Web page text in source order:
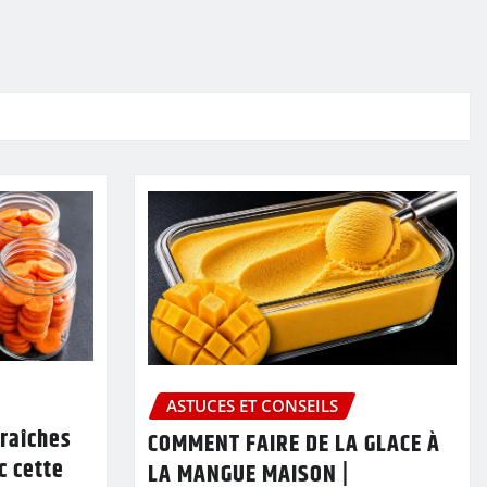
cette
ASTUCES ET CONSEILS
COMMENT FAIRE DE LA GLACE À
LA MANGUE MAISON |